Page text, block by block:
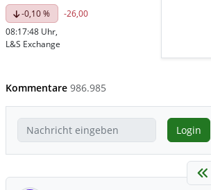
-0,10 %
-26,00
08:17:48 Uhr,
L&S Exchange
Kommentare 986.985
Login